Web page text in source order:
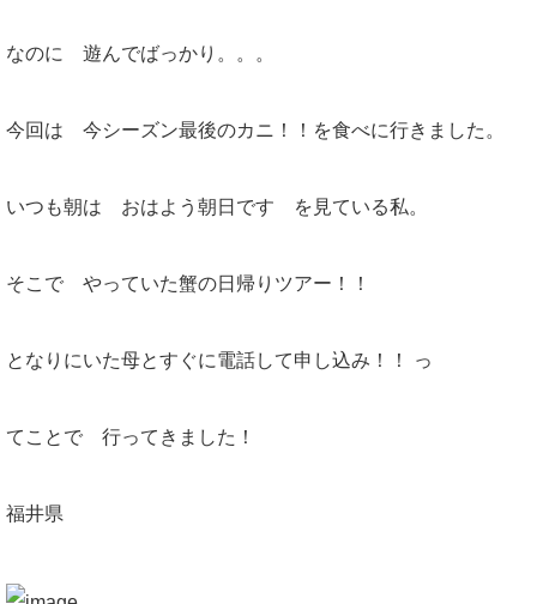
なのに 遊んでばっかり。。。
今回は 今シーズン最後のカニ！！を食べに行きました。
いつも朝は おはよう朝日です を見ている私。
そこで やっていた蟹の日帰りツアー！！
となりにいた母とすぐに電話して申し込み！！ っ
てことで 行ってきました！
福井県